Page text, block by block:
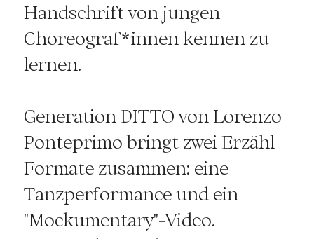
Handschrift von jungen
Choreograf*innen kennen zu
lernen.
Generation DITTO von Lorenzo
Ponteprimo bringt zwei Erzähl-
Formate zusammen: eine
Tanzperformance und ein
"Mockumentary"-Video.